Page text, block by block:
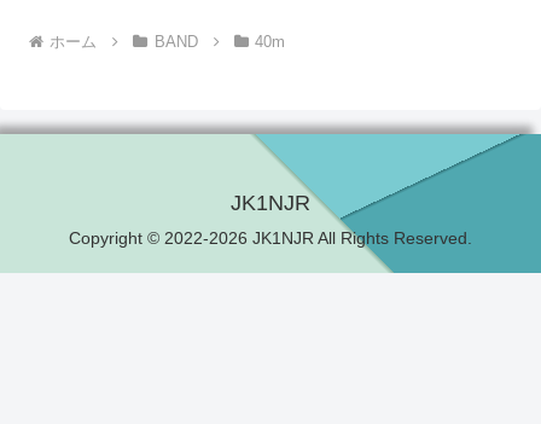
ホーム BAND 40m
JK1NJR
Copyright © 2022-2026 JK1NJR All Rights Reserved.